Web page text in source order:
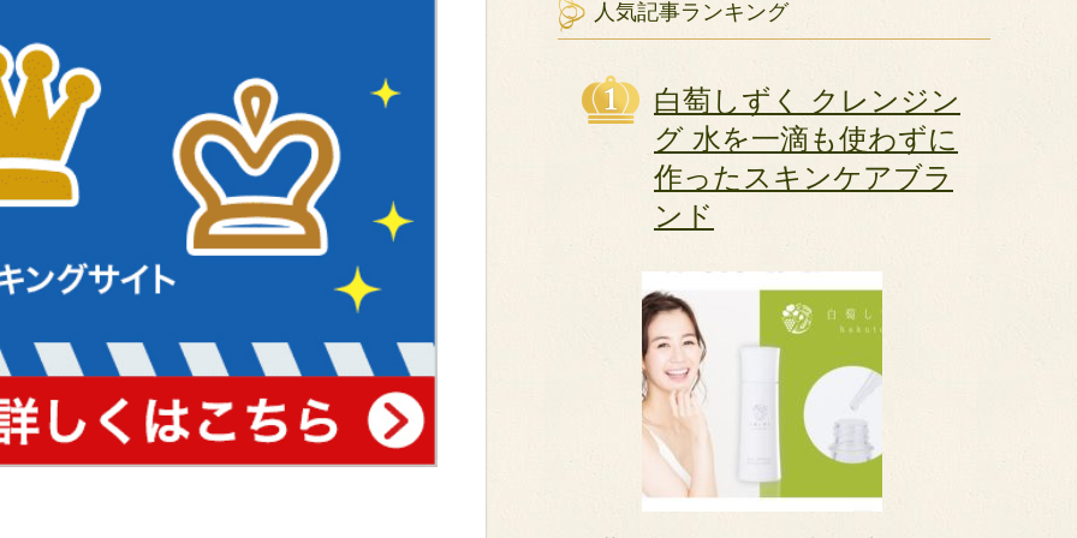
人気記事ランキング
白萄しずく クレンジン
グ 水を一滴も使わずに
作ったスキンケアブラ
ンド